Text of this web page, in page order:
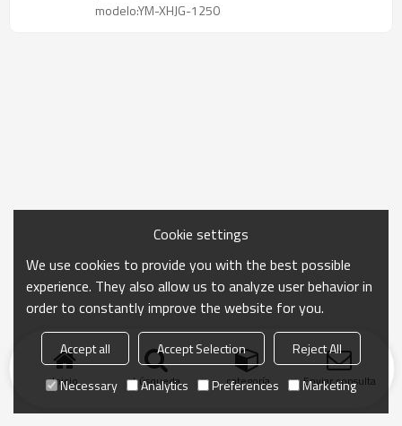
modelo:YM-XHJG-1250
Inicio búsqueda categoría Enviar consulta
Cookie settings
We use cookies to provide you with the best possible
experience. They also allow us to analyze user behavior in
order to constantly improve the website for you.
Accept all Accept Selection
Reject All
Necessary
Analytics Preferences Marketing